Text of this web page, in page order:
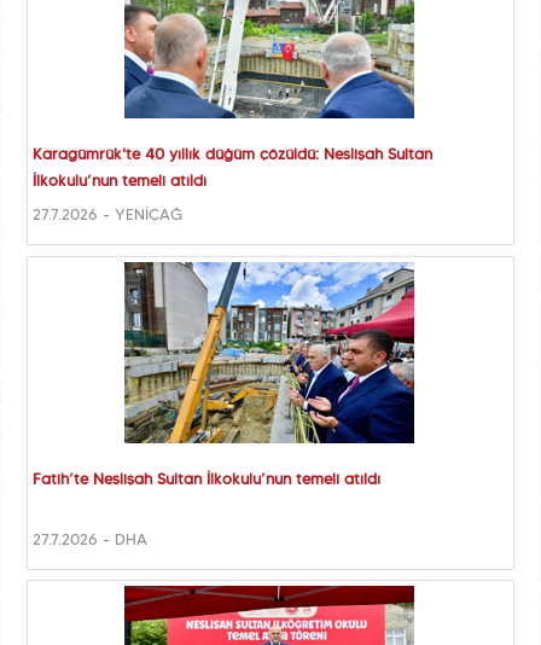
Karagümrük'te 40 yıllık düğüm çözüldü: Neslişah Sultan
İlkokulu’nun temeli atıldı
27.7.2026 - YENİÇAĞ
Fatih’te Neslişah Sultan İlkokulu’nun temeli atıldı
27.7.2026 - DHA